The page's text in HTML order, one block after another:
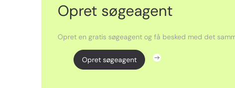
Opret søgeagent
Opret en gratis søgeagent og få besked med det
Opret søgeagent